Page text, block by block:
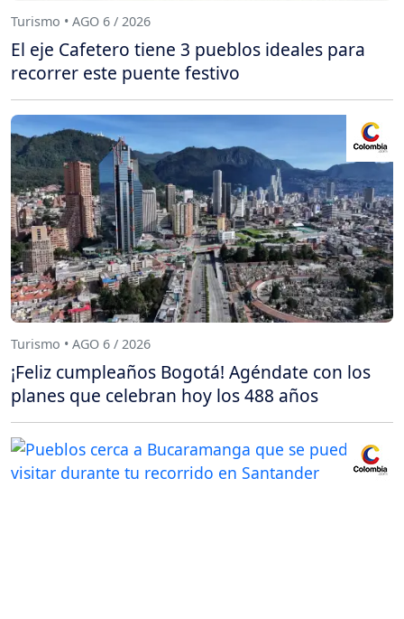
Turismo • AGO 6 / 2026
El eje Cafetero tiene 3 pueblos ideales para
recorrer este puente festivo
Turismo • AGO 6 / 2026
¡Feliz cumpleaños Bogotá! Agéndate con los
planes que celebran hoy los 488 años